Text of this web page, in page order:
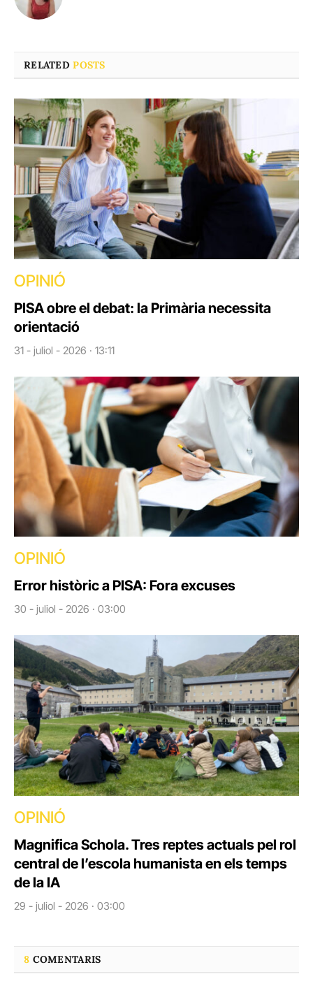
RELATEDPOSTS
OPINIÓ
PISA obre el debat: la Primària necessita
orientació
31 - juliol - 2026 · 13:11
OPINIÓ
Error històric a PISA: Fora excuses
30 - juliol - 2026 · 03:00
OPINIÓ
Magnifica Schola. Tres reptes actuals pel rol
central de l’escola humanista en els temps
de la IA
29 - juliol - 2026 · 03:00
8 COMENTARIS